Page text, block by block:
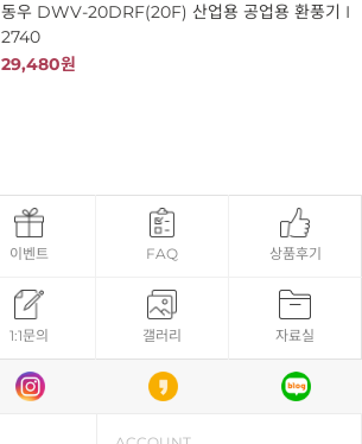
동우 DWV-20DRF(20F) 산업용 공업용 환풍기 I
2740
29,480원
이벤트 FAQ 상품후기
1:1문의 갤러리 자료실